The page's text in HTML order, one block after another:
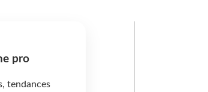
pro
tendances